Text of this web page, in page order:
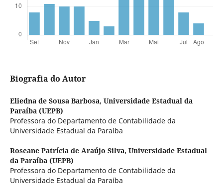
Biografia do Autor
Eliedna de Sousa Barbosa, Universidade Estadual da
Paraíba (UEPB)
Professora do Departamento de Contabilidade da
Universidade Estadual da Paraíba
Roseane Patrícia de Araújo Silva, Universidade Estadual
da Paraíba (UEPB)
Professora do Departamento de Contabilidade da
Universidade Estadual da Paraíba